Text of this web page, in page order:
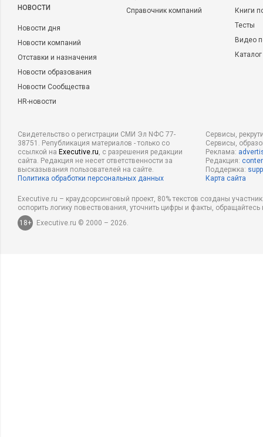
НОВОСТИ
Новости дня
Новости компаний
Отставки и назначения
Новости образования
Новости Сообщества
HR-новости
Справочник компаний
Книги
Тесты
Видео
Свидетельство о регистрации СМИ Эл NФС 77-
38751. Републикация материалов - только со
ссылкой на Executive.ru, с разрешения редакции
сайта. Редакция не несет ответственности за
высказывания пользователей на сайте.
Политика обработки персональных данных
Сервисы,
Сервисы,
Реклама:
Редакция:
Поддержка:
Карта сайта
Executive.ru – краудсорсинговый проект, 80% текстов созданы
оспорить логику повествования, уточнить цифры и факты,
18+
Executive.ru © 2000 – 2026.